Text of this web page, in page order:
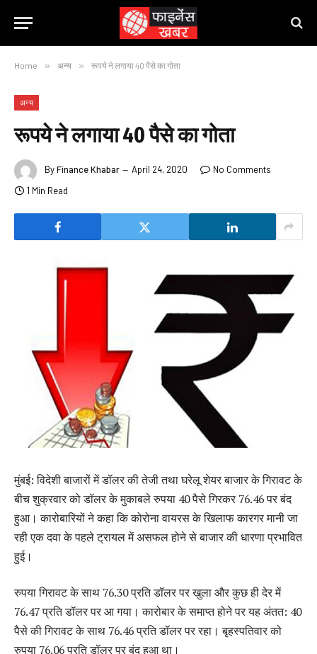
Home » अन्य » रूपये ने लगाया 40 पैसे का गोता
अन्य
रूपये ने लगाया 40 पैसे का गोता
ByFinance Khabar April 24, 2020
No Comments
1 Min Read
मुंबई: विदेशी बाजारों में डॉलर की तेजी तथा घरेलू शेयर बाजार के गिरावट के
बीच शुक्रवार को डॉलर के मुकाबले रुपया 40 पैसे गिरकर 76.46 पर बंद
हुआ। कारोबारियों ने कहा कि कोरोना वायरस के खिलाफ कारगर मानी जा
रही एक दवा के पहले ट्रायल में असफल होने से बाजार की धारणा प्रभावित
हुई।
रुपया गिरावट के साथ 76.30 प्रति डॉलर पर खुला और कुछ ही देर में
76.47 प्रति डॉलर पर आ गया। कारोबार के समाप्त होने पर यह अंतत: 40
पैसे की गिरावट के साथ 76.46 प्रति डॉलर पर रहा। बृहस्पतिवार को
रुपया 76.06 प्रति डॉलर पर बंद हुआ था।